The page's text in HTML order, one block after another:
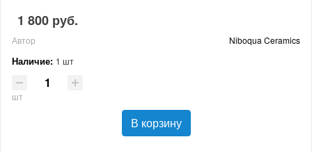
1 800 руб.
Автор Niboqua Ceramics
Наличие: 1 шт
шт
В корзину